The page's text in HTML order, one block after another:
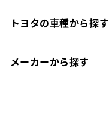
トヨタの車種から探す
メーカーから探す